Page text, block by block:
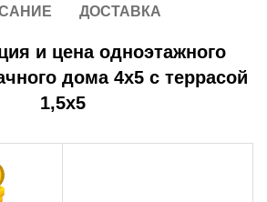
ДОСТАВКА
и цена одноэтажного
дома 4х5 с террасой
1,5х5